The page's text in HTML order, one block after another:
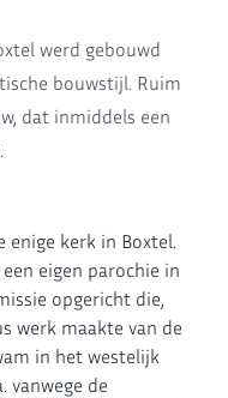
werd gebouwd
bouwstijl. Ruim
dat inmiddels een
enige kerk in Boxtel.
eigen parochie in
opgericht die,
werk maakte van de
in het westelijk
vanwege de